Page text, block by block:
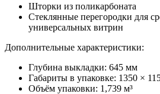
Шторки из поликарбоната
Стеклянные перегородки для
универсальных витрин
Дополнительные характеристики:
Глубина выкладки: 645 мм
Габариты в упаковке: 1350 ×
Объём упаковки: 1,739 м³